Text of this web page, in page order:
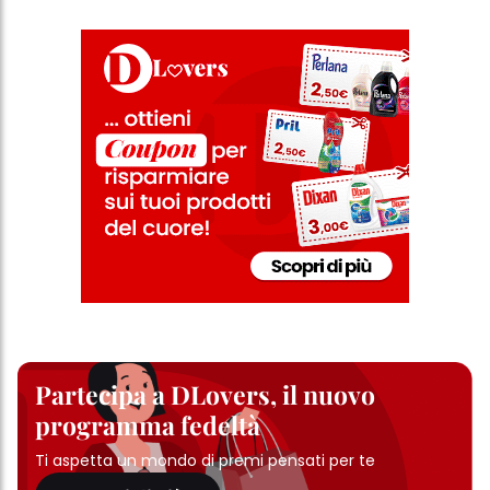
Partecipa a DLovers, il nuovo
programma fedeltà
Ti aspetta un mondo di premi pensati per te